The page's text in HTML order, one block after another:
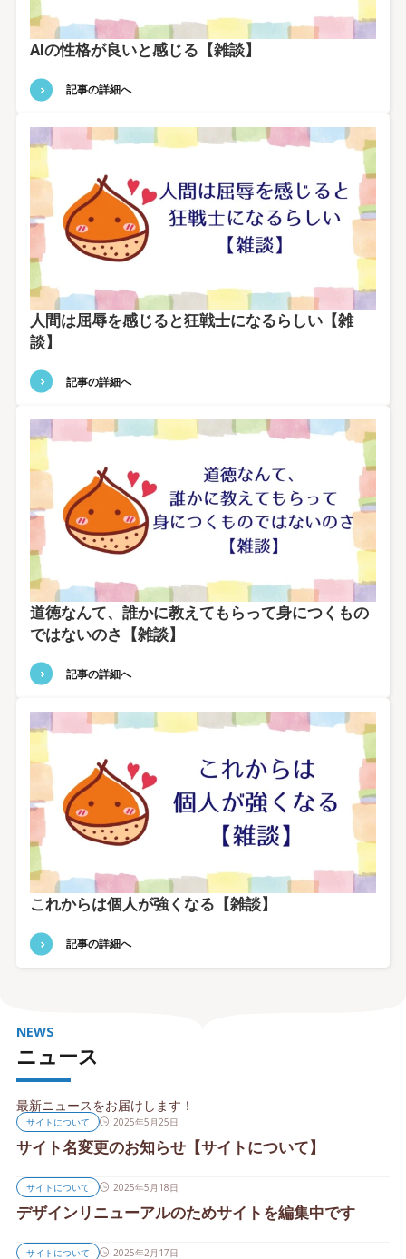
AIの性格が良いと感じる【雑談】
記事の詳細へ
人間は屈辱を感じると狂戦士になるらしい【雑
談】
記事の詳細へ
道徳なんて、誰かに教えてもらって身につくもの
ではないのさ【雑談】
記事の詳細へ
これからは個人が強くなる【雑談】
記事の詳細へ
ニュース
NEWS
最新ニュースをお届けします！
サイトについて 2025年5月25日
サイト名変更のお知らせ【サイトについて】
サイトについて 2025年5月18日
デザインリニューアルのためサイトを編集中です
サイトについて 2025年2月17日